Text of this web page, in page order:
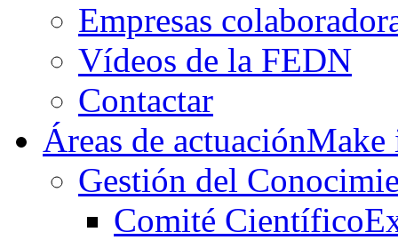
Empresas
Vídeos de la FEDN
Contactar
Áreas de actuación
Gestión del
Comité Científico